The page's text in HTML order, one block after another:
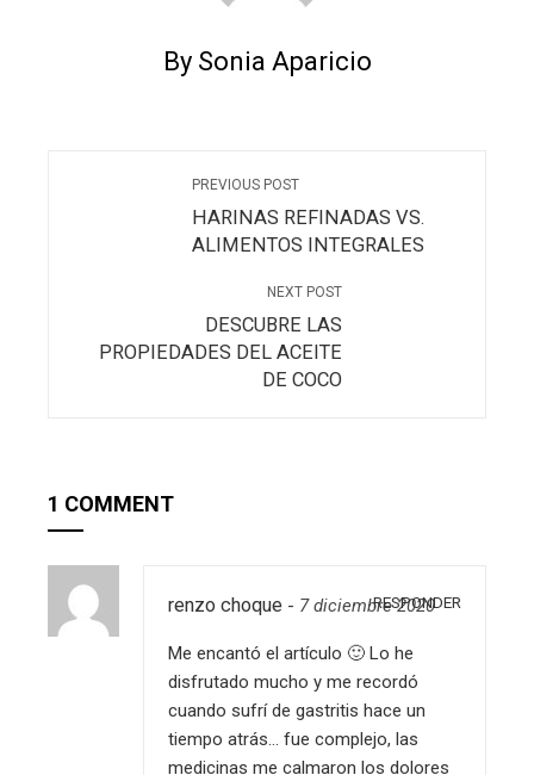
By Sonia Aparicio
PREVIOUS POST
HARINAS REFINADAS VS.
ALIMENTOS INTEGRALES
NEXT POST
DESCUBRE LAS
PROPIEDADES DEL ACEITE
DE COCO
1 COMMENT
renzo choque - 7 diciembre 2020
RESPONDER
Me encantó el artículo 🙂 Lo he
disfrutado mucho y me recordó
cuando sufrí de gastritis hace un
tiempo atrás… fue complejo, las
medicinas me calmaron los dolores